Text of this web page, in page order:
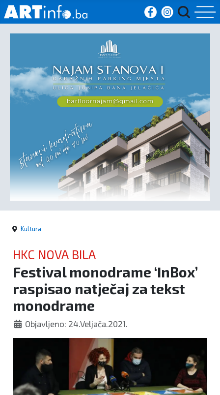
Vijesti
Sport
Crna
kronika
Politika
Kultura
HKC NOVA BILA
Festival monodrame ‘InBox’
raspisao natječaj za tekst
monodrame
Objavljeno: 24.Veljača.2021.